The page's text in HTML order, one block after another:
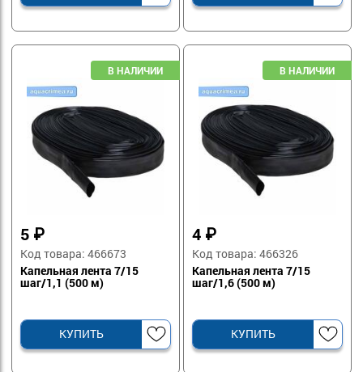
5 ₽
Код товара: 466673
Капельная лента 7/15
шаг/1,1 (500 м)
КУПИТЬ
4 ₽
Код товара: 466326
Капельная лента 7/15
шаг/1,6 (500 м)
КУПИТЬ